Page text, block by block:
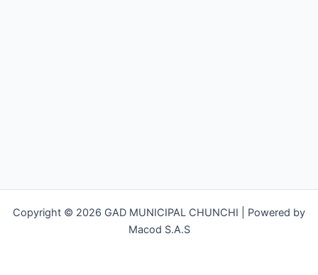
Copyright © 2026 GAD MUNICIPAL CHUNCHI | Powered by
Macod S.A.S